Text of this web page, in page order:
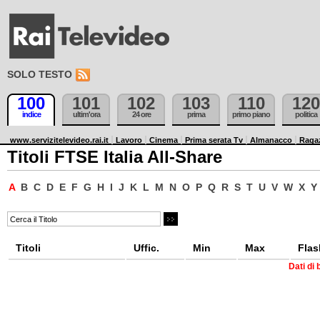
SOLO TESTO
100
indice
101
ultim'ora
102
24 ore
103
prima
110
primo piano
120
politica
www.servizitelevideo.rai.it Lavoro Cinema Prima serata Tv Almanacco
Titoli FTSE Italia All-Share
A B C D E F G H I J K L M N O P Q R S T U V W X Y
Titoli Uffic. Min Max
Dati di